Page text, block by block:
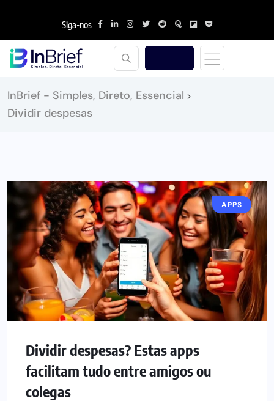
Siga-nos
InBrief - Simples, Direto, Essencial >
Dividir despesas
APPS
Dividir despesas? Estas apps
facilitam tudo entre amigos ou
colegas